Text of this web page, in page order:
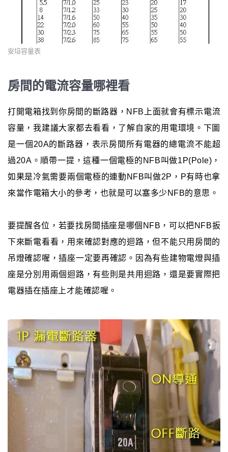
安培容量表
房間的電流容量哪裡看
打開電箱找到你房間的斷路器，NFB上面就會有標示電流
容量，我建議大家都去看看，了解自家的用電環境。下圖
是一個20A的斷路器，表示房間所有電器的總電流不能超
過20A。順帶一提，這種一個電極的NFB叫做1P(Pole)，
如果是冷氣需要兩個電極的連動NFB叫做2P，P有時也拿
來當作電箱大小的參考，也就是可以塞多少NFB的意思。
要提醒各位，若要找房間插座是哪個NFB，可以把NFB扳
下來斷電看看，用來確認對應的迴路，但不能只用房間的
吊燈確認喔，插座一定要再確認。因為有些建物電燈與插
座是分別用兩個迴路，有些則是共用迴路，還是要實際把
電器插在插座上才能確認喔。